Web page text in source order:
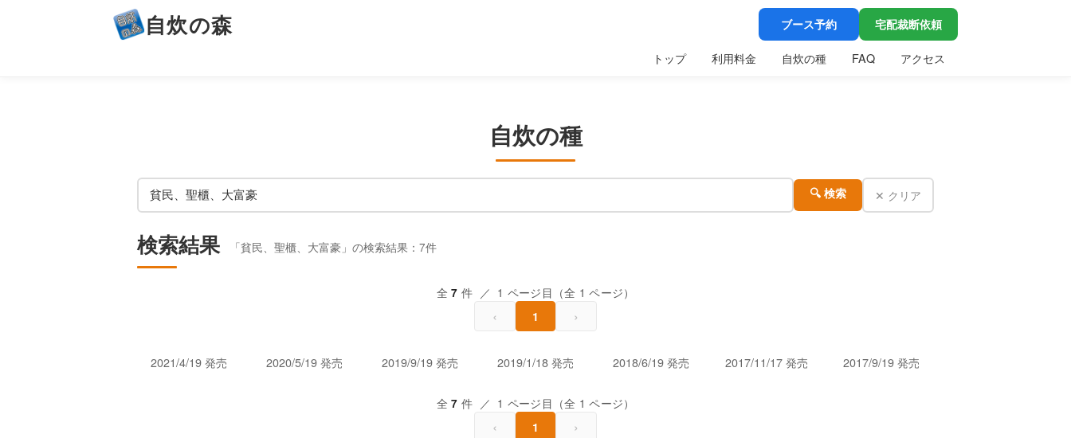
自炊の森 ブース予約 宅配裁断依頼
トップ 利用料金 自炊の種 FAQ アクセス
自炊の種
🔍 検索 ✕ クリア
検索結果 「貧民、聖櫃、大富豪」の検索結果：7件
全7 件 ／ 1 ページ目（全 1 ページ）
‹ 1 ›
2021/4/19 発売 2020/5/19 発売 2019/9/19 発売 2019/1/18 発売 2018/6/19 発売 2017/11/17 発売 2017/9/19 発売
全7 件 ／ 1 ページ目（全 1 ページ）
‹ 1 ›